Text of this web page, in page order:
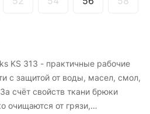
KS 313 - практичные рабочие
с защитой от воды, масел, смол,
счёт свойств ткани брюки
очищаются от грязи,